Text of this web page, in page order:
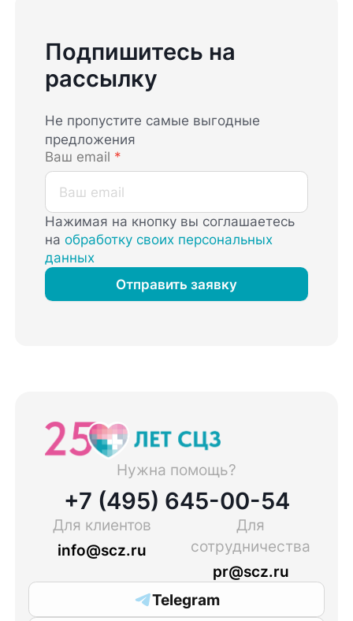
Подпишитесь на
рассылку
Не пропустите самые выгодные
предложения
Ваш email *
Нажимая на кнопку вы соглашаетесь
наобработку своих персональных
данных
Отправить заявку
Нужна помощь?
+7 (495) 645-00-54
Для клиентов
info@scz.ru
Для
сотрудничества
pr@scz.ru
Telegram